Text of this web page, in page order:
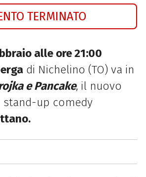
TERMINATO
alle ore 21:00
di Nichelino (TO) va in
e Pancake, il nuovo
up comedy